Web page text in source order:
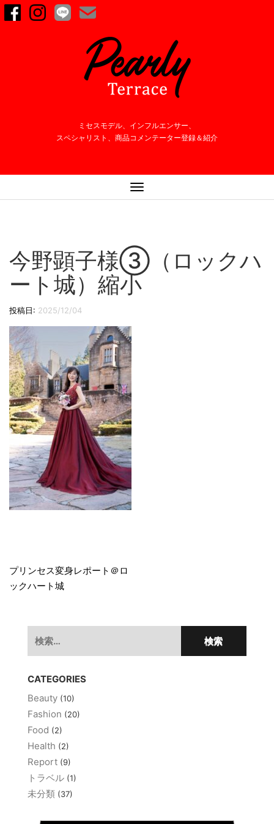
ミセスモデル、インフルエンサー、
スペシャリスト、商品コメンテーター登録＆紹介
ナ
ビ
シ
ョ
ン
切
今野顕子様③（ロックハ
ート城）縮小
投稿日: 2025/12/04
稿
ナ
プリンセス変身レポート＠ロ
ックハート城
索:
CATEGORIES
Beauty (10)
Fashion (20)
Food (2)
Health (2)
Report (9)
トラベル (1)
未分類 (37)